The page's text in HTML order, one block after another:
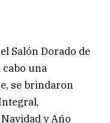
Salón Dorado de
cabo una
se brindaron
y Año